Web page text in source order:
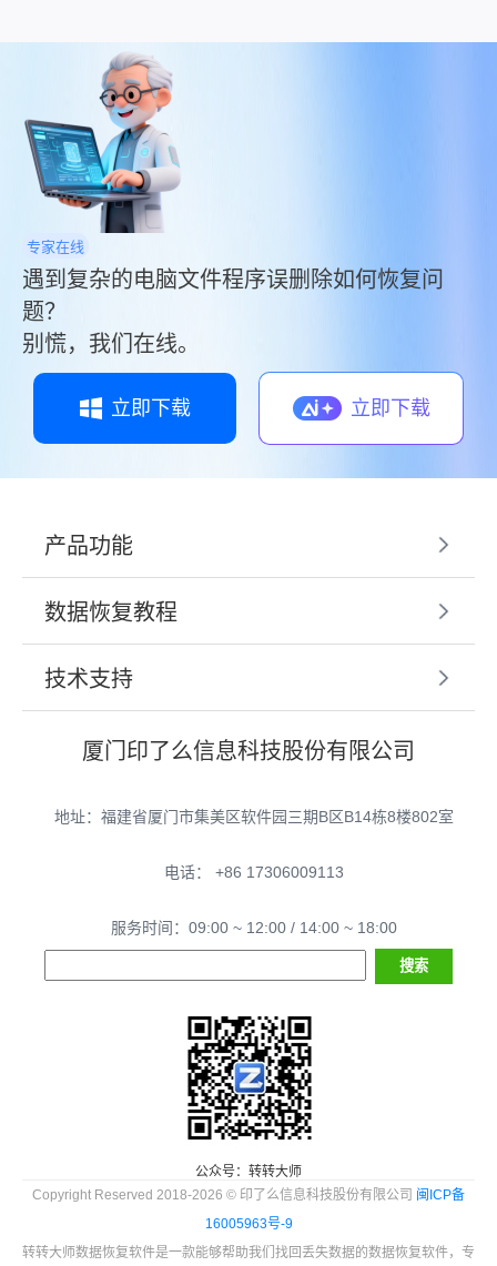
能地找回丢失的数据。
专家在线
遇到复杂的电脑文件程序误删除如何恢复问
题？
别慌，我们在线。
立即下载 立即下载
产品功能
数据恢复教程
技术支持
厦门印了么信息科技股份有限公司
地址：福建省厦门市集美区软件园三期B区B14栋8楼802室
电话： +86 17306009113
服务时间：09:00 ~ 12:00 / 14:00 ~ 18:00
公众号：转转大师
Copyright Reserved 2018-2026 © 印了么信息科技股份有限公司 闽ICP备
16005963号-9
转转大师数据恢复软件是一款能够帮助我们找回丢失数据的数据恢复软件，专